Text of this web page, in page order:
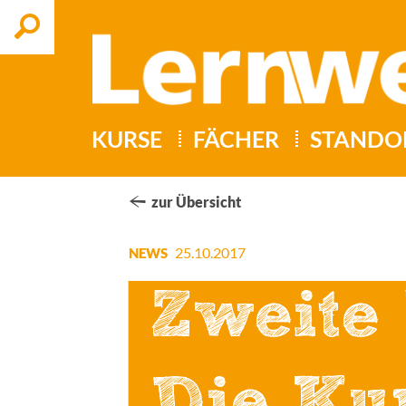
KURSE FÄCHER
Suchen
zur Übersicht
NEWS 25.10.2017
Zweite